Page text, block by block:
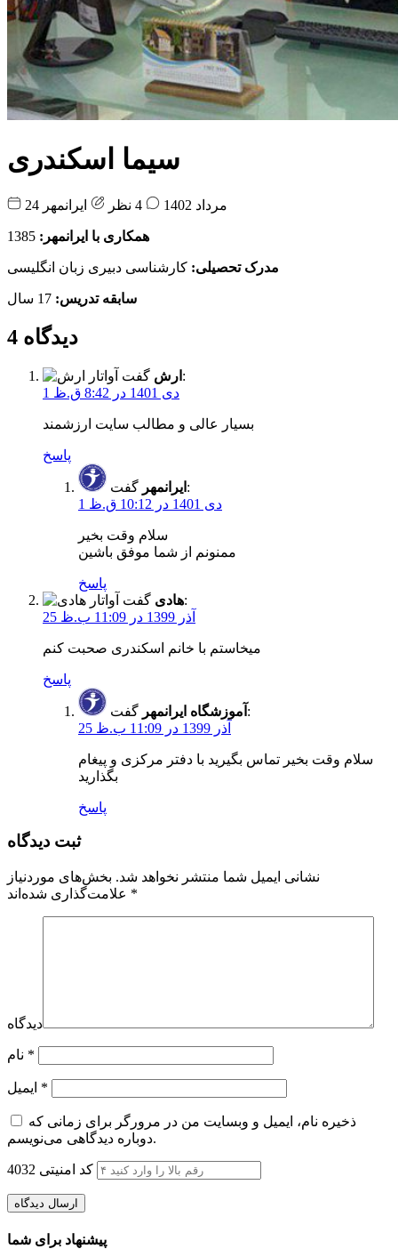
سیما اسکندری
24 مرداد 1402 ایرانمهر
همکاری با ایرانمهر:
مدرک تحصیلی: کارشناسی دبیری زبان انگلیسی
سابقه تدریس:
4 دیدگاه
ارش گفت:
1 دی 1401 در 8:42 ق.ظ
بسیار عالی و مطالب سایت ارزشمند
پاسخ
ایرانمهر گفت:
1 دی 1401 در 10:12 ق.ظ
سلام وقت بخیر
ممنونم از شما موفق باشین
پاسخ
هادیگفت:
25 آذر 1399 در 11:09 ب.ظ
میخاستم با خانم اسکندری صحبت کنم
پاسخ
آموزشگاه ایرانمهر گفت:
25 آذر 1399 در 11:09 ب.ظ
سلام وقت بخیر تماس بگیرید با دفتر مرکزی و پیغام
بگذارید
پاسخ
ثبت دیدگاه
نشانی ایمیل شما منتشر نخواهد شد. بخش‌های موردنیاز
*
دیدگاه
*
*
ذخیره نام، ایمیل و وبسایت من در مرورگر برای زمانی که
دوباره دیدگاهی می‌نویسم.
کد امنیتی 4032
پیشنهاد برای شما